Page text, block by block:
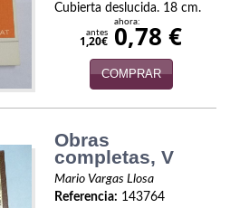
Cubierta deslucida. 18 cm.
antes
1,20€
ahora:
0,78 €
COMPRAR
Obras
completas, V
Mario Vargas Llosa
Referencia: 143764